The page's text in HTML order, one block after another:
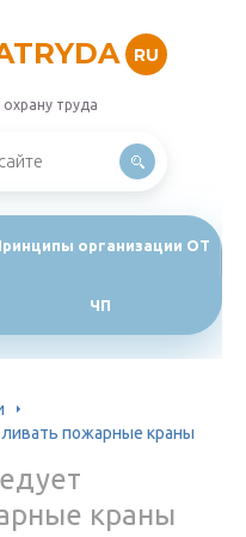
RU
труда
организации ОТ
ЧП
пожарные краны
краны